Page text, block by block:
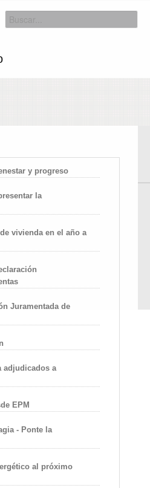
y progreso
la
vivienda en el año a
Juramentada de
adjudicados a
EPM
- Ponte la
al próximo